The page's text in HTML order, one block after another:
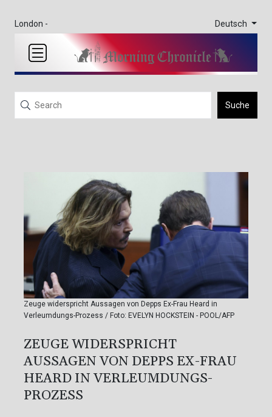
London - Deutsch
Suche
Zeuge widerspricht Aussagen von Depps Ex-Frau Heard in
Verleumdungs-Prozess / Foto: EVELYN HOCKSTEIN - POOL/AFP
ZEUGE WIDERSPRICHT
AUSSAGEN VON DEPPS EX-FRAU
HEARD IN VERLEUMDUNGS-
PROZESS